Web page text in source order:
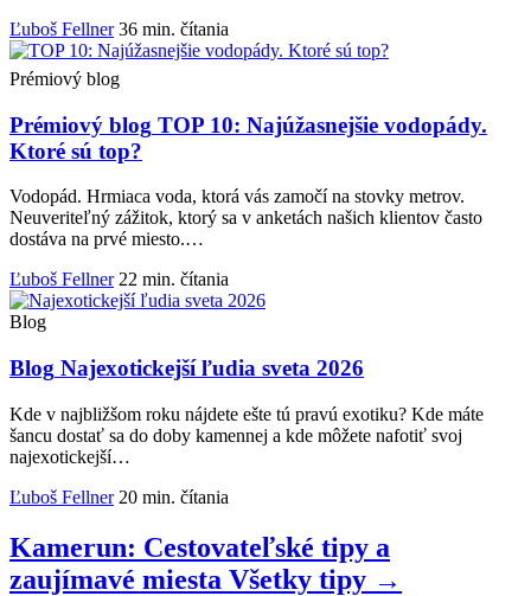
Ľuboš Fellner 36 min. čítania
Prémiový blog
Prémiový blog TOP 10: Najúžasnejšie vodopády.
Ktoré sú top?
Vodopád. Hrmiaca voda, ktorá vás zamočí na stovky metrov.
Neuveriteľný zážitok, ktorý sa v anketách našich klientov často
dostáva na prvé miesto.…
Ľuboš Fellner 22 min. čítania
Blog
Blog Najexotickejší ľudia sveta 2026
Kde v najbližšom roku nájdete ešte tú pravú exotiku? Kde máte
šancu dostať sa do doby kamennej a kde môžete nafotiť svoj
najexotickejší…
Ľuboš Fellner 20 min. čítania
Kamerun: Cestovateľské tipy a
zaujímavé miesta Všetky tipy →